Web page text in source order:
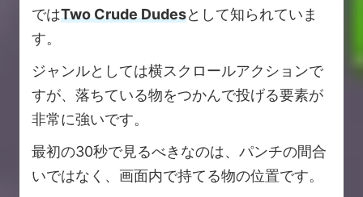
ではTwo Crude Dudesとして知られていま
す。
ジャンルとしては横スクロールアクションで
すが、落ちている物をつかんで投げる要素が
非常に強いです。
最初の30秒で見るべきなのは、パンチの間合
いではなく、画面内で持てる物の位置です。